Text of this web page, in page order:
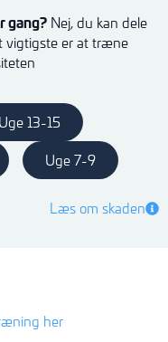
gang? Nej, du kan dele
vigtigste er at træne
Uge 13-15
Uge 7-9
Læs om skaden
her